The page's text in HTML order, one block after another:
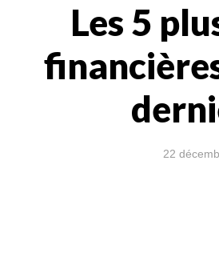
Les 5
22